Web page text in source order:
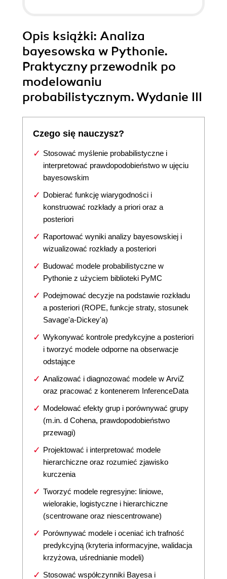
Opis książki: Analiza
bayesowska w Pythonie.
Praktyczny przewodnik po
modelowaniu
probabilistycznym. Wydanie III
Czego się nauczysz?
Stosować myślenie probabilistyczne i
interpretować prawdopodobieństwo w ujęciu
bayesowskim
Dobierać funkcję wiarygodności i
konstruować rozkłady a priori oraz a
posteriori
Raportować wyniki analizy bayesowskiej i
wizualizować rozkłady a posteriori
Budować modele probabilistyczne w
Pythonie z użyciem biblioteki PyMC
Podejmować decyzje na podstawie rozkładu
a posteriori (ROPE, funkcje straty, stosunek
Savage'a-Dickey'a)
Wykonywać kontrole predykcyjne a posteriori
i tworzyć modele odporne na obserwacje
odstające
Analizować i diagnozować modele w ArviZ
oraz pracować z kontenerem InferenceData
Modelować efekty grup i porównywać grupy
(m.in. d Cohena, prawdopodobieństwo
przewagi)
Projektować i interpretować modele
hierarchiczne oraz rozumieć zjawisko
kurczenia
Tworzyć modele regresyjne: liniowe,
wielorakie, logistyczne i hierarchiczne
(scentrowane oraz niescentrowane)
Porównywać modele i oceniać ich trafność
predykcyjną (kryteria informacyjne, walidacja
krzyżowa, uśrednianie modeli)
Stosować współczynniki Bayesa i